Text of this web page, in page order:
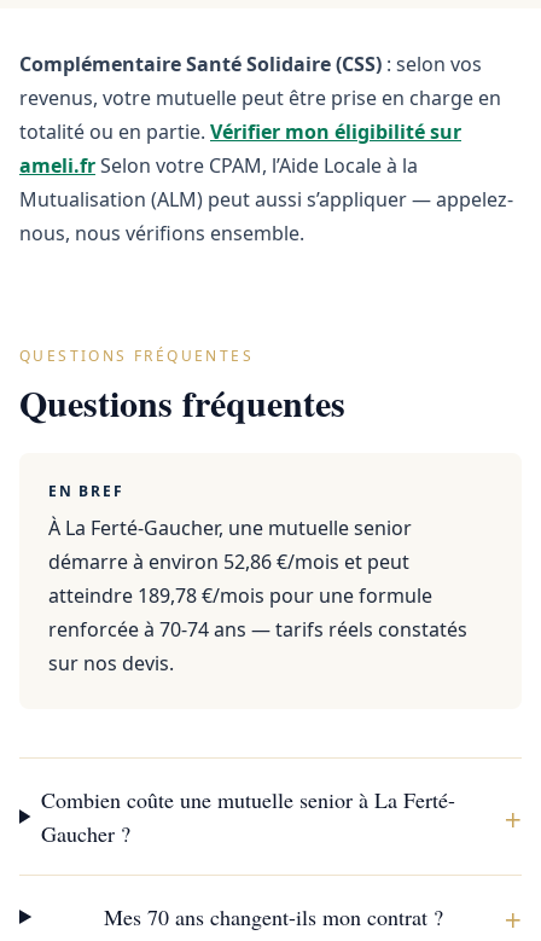
Complémentaire Santé Solidaire (CSS) : selon vos
revenus, votre mutuelle peut être prise en charge en
totalité ou en partie. Vérifier mon éligibilité sur
ameli.frSelon votre CPAM, l’Aide Locale à la
Mutualisation (ALM) peut aussi s’appliquer — appelez-
nous, nous vérifions ensemble.
QUESTIONS FRÉQUENTES
Questions fréquentes
EN BREF
À La Ferté-Gaucher, une mutuelle senior
démarre à environ 52,86 €/mois et peut
atteindre 189,78 €/mois pour une formule
renforcée à 70-74 ans — tarifs réels constatés
sur nos devis.
Combien coûte une mutuelle senior à La Ferté-
Gaucher ?
+
Mes 70 ans changent-ils mon contrat ? +